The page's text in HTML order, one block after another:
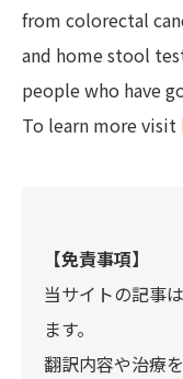
from colorectal
and home stool
people who have
To learn more visit
【免責事項】
当サイトの記事
ます。
翻訳内容や治療